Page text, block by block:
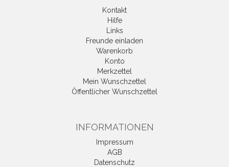
Kontakt
Hilfe
Links
Freunde einladen
Warenkorb
Konto
Merkzettel
Mein Wunschzettel
Öffentlicher Wunschzettel
INFORMATIONEN
Impressum
AGB
Datenschutz